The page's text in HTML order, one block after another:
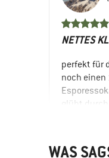
NETTES
perfekt für
noch
glüht
Kompakt
WAS